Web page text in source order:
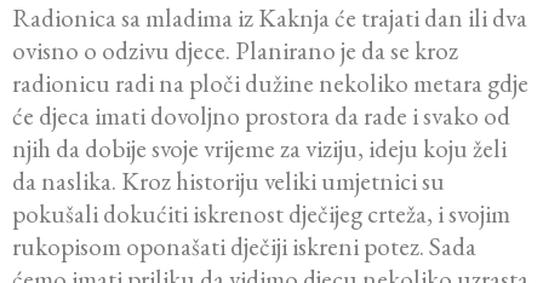
Radionica sa mladima iz Kaknja će trajati dan ili dva
ovisno o odzivu djece. Planirano je da se kroz
radionicu radi na ploči dužine nekoliko metara gdje
će djeca imati dovoljno prostora da rade i svako od
njih da dobije svoje vrijeme za viziju, ideju koju želi
da naslika. Kroz historiju veliki umjetnici su
pokušali dokućiti iskrenost dječijeg crteža, i svojim
rukopisom oponašati dječiji iskreni potez. Sada